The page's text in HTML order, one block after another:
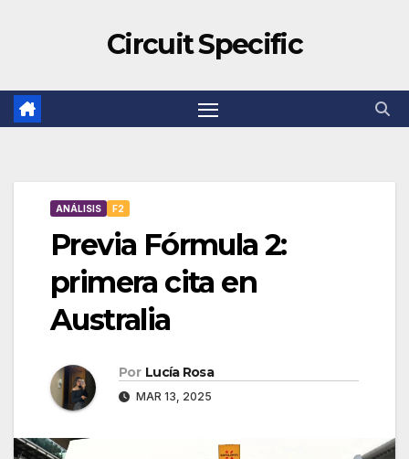
Circuit Specific
ANÁLISIS F2
Previa Fórmula 2:
primera cita en
Australia
Por Lucía Rosa
MAR 13, 2025